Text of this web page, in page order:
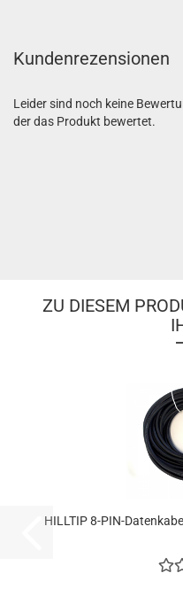
Kundenrezensionen
Leider sind noch keine
der das Produkt bewertet.
ZU DIESEM
HILLTIP 8-PIN-